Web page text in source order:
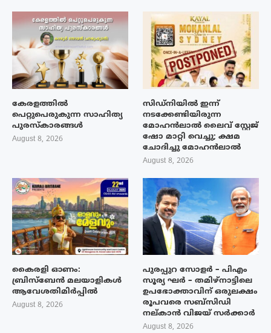
കേരളത്തിൽ
പെറ്റുപെരുകുന്ന സാഹിത്യ
പുരസ്‌കാരങ്ങൾ
August 8, 2026
സിഡ്നിയിൽ ഇന്ന്
നടക്കേണ്ടിയിരുന്ന
മോഹൻലാൽ ലൈവ് സ്റ്റേജ്
ഷോ മാറ്റി വെച്ചു; ക്ഷമ
ചോദിച്ചു മോഹൻലാൽ
August 8, 2026
കൈരളി ഓണം:
ബ്രിസ്ബേൻ മലയാളികൾ
ആവേശതിമിർപ്പിൽ
August 8, 2026
പുരപ്പുറ സോളർ – പിഎം
സൂര്യ ഘർ – തമിഴ്നാട്ടിലെ
ഉപഭോക്താവിന് ഒരുലക്ഷം
രൂപവരെ സബ്സിഡി
നല്കാൻ വിജയ് സർക്കാർ
August 8, 2026